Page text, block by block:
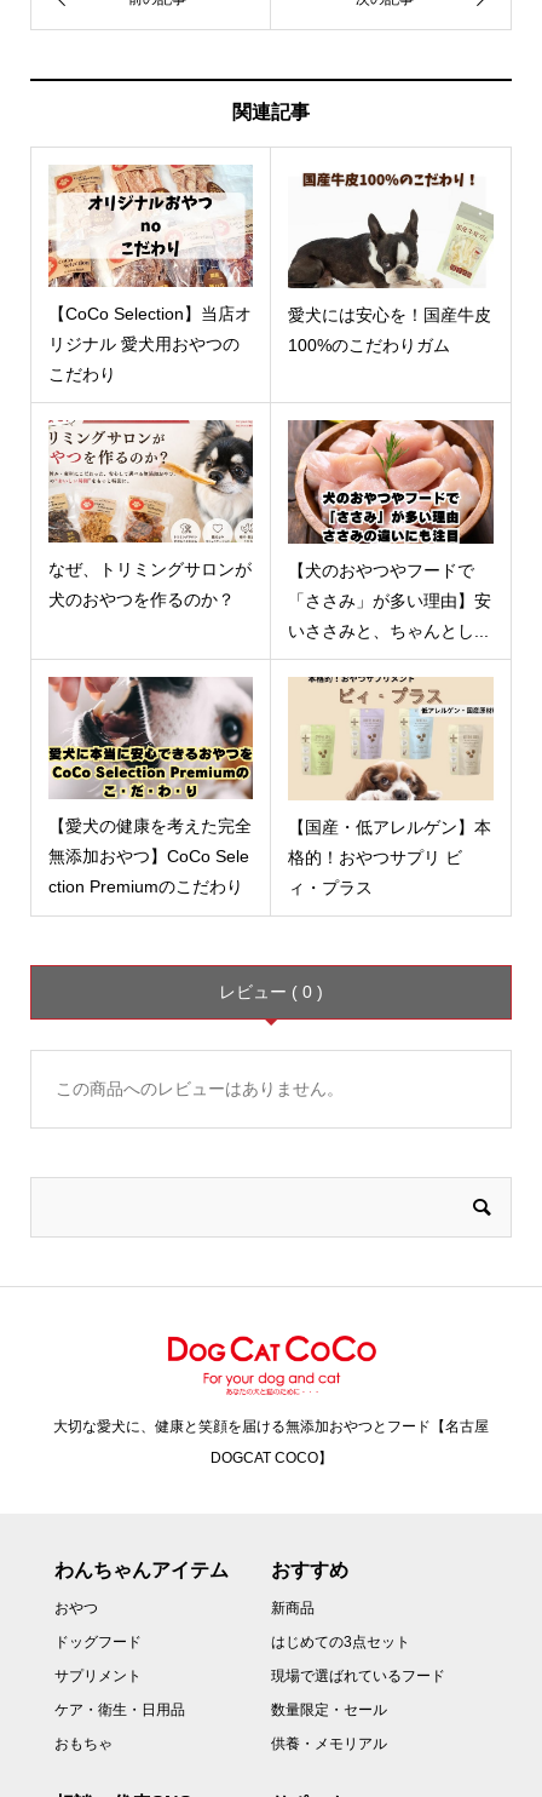
関連記事
【CoCo Selection】当店オ
リジナル 愛犬用おやつの
こだわり
愛犬には安心を！国産牛皮
100%のこだわりガム
なぜ、トリミングサロンが
犬のおやつを作るのか？
【犬のおやつやフードで
「ささみ」が多い理由】安
いささみと、ちゃんとし...
【愛犬の健康を考えた完全
無添加おやつ】CoCo Sele
ction Premiumのこだわり
【国産・低アレルゲン】本
格的！おやつサプリ ビ
ィ・プラス
レビュー ( 0 )
この商品へのレビューはありません。
大切な愛犬に、健康と笑顔を届ける無添加おやつとフード【名古屋
DOGCAT COCO】
わんちゃんアイテム
おやつ
ドッグフード
サプリメント
ケア・衛生・日用品
おもちゃ
おすすめ
新商品
はじめての3点セット
現場で選ばれているフード
数量限定・セール
供養・メモリアル